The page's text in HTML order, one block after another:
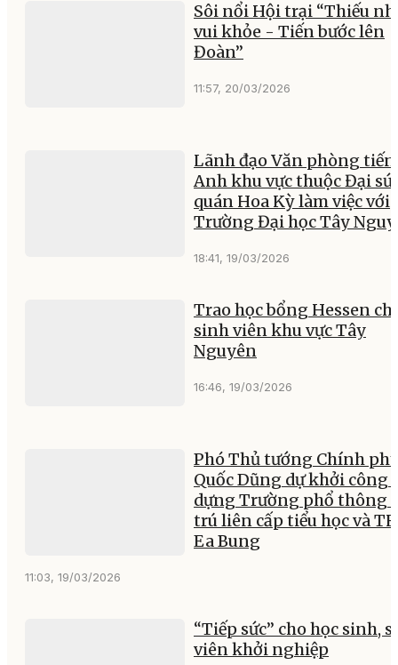
Sôi nổi Hội trại “Thiếu
vui khỏe - Tiến bước lên
Đoàn”
11:57, 20/03/2026
Lãnh đạo Văn phòng
Anh khu vực thuộc Đại sứ
quán Hoa Kỳ làm việc với
Trường Đại học Tây
18:41, 19/03/2026
Trao học bổng Hessen
sinh viên khu vực Tây
Nguyên
16:46, 19/03/2026
Phó Thủ tướng Chính
Quốc Dũng dự khởi công
dựng Trường phổ thông
trú liên cấp tiểu học và
Ea Bung
11:03, 19/03/2026
“Tiếp sức” cho học sinh,
viên khởi nghiệp